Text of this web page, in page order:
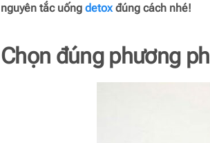
nguyên tắc uống detoxđúng cách nhé!
Chọn đúng phương